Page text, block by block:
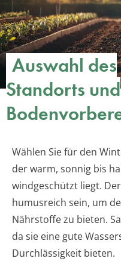
Auswahl des
Standorts und
Wählen Sie für den
der warm, sonnig bis
windgeschützt liegt.
humusreich sein, um
Nährstoffe zu bieten.
da sie eine gute
Durchlässigkeit bieten.